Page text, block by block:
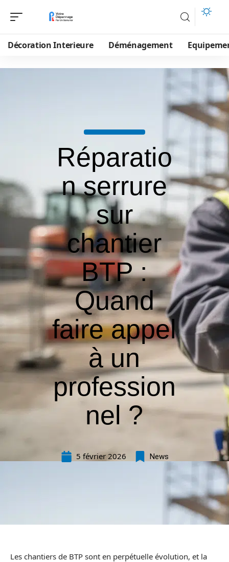
Décoration Interieure Déménagement
Réparatio
n serrure
sur
chantier
BTP :
Quand
faire appel
à un
profession
nel ?
5 février 2026 News
Les chantiers de BTP sont en perpétuelle évolution, et la